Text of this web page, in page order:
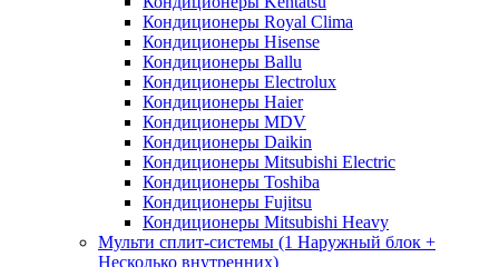
Кондиционеры Royal Clima
Кондиционеры Hisense
Кондиционеры Ballu
Кондиционеры Electrolux
Кондиционеры Haier
Кондиционеры MDV
Кондиционеры Daikin
Кондиционеры Mitsubishi Electric
Кондиционеры Toshiba
Кондиционеры Fujitsu
Кондиционеры Mitsubishi Heavy
Мульти сплит-системы (1 Наружный блок +
Несколько внутренних)